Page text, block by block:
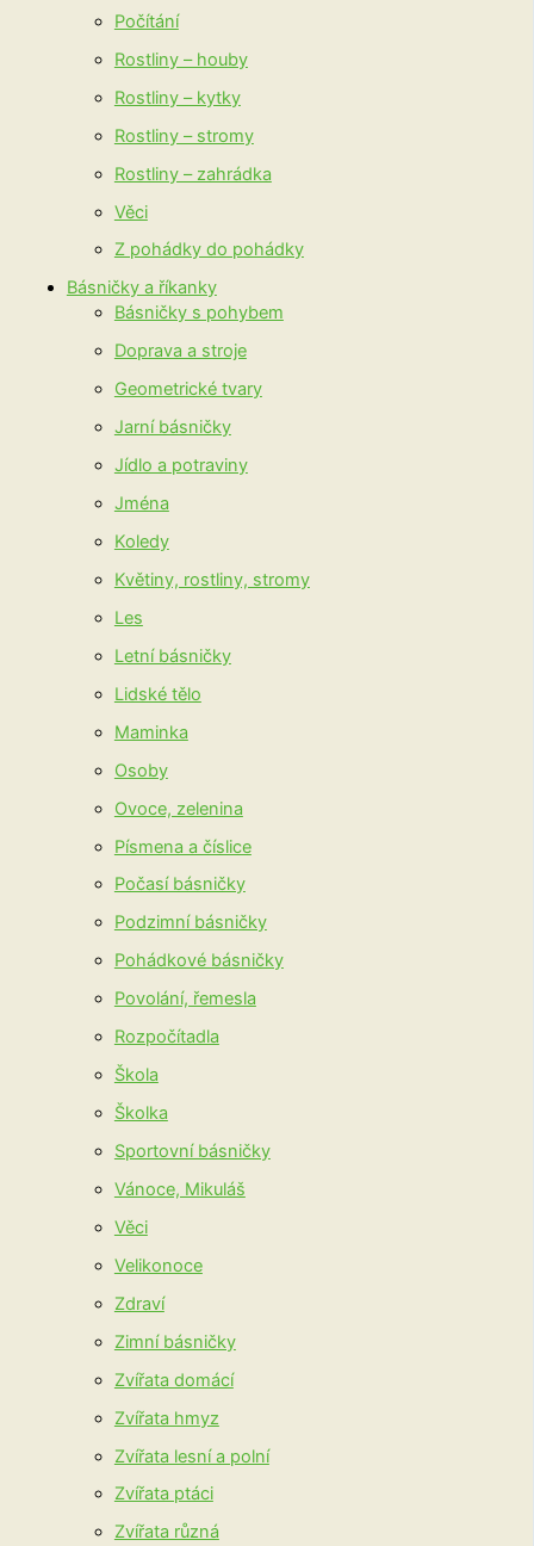
Počítání
Rostliny – houby
Rostliny – kytky
Rostliny – stromy
Rostliny – zahrádka
Věci
Z pohádky do pohádky
Básničky a říkanky
Básničky s pohybem
Doprava a stroje
Geometrické tvary
Jarní básničky
Jídlo a potraviny
Jména
Koledy
Květiny, rostliny, stromy
Les
Letní básničky
Lidské tělo
Maminka
Osoby
Ovoce, zelenina
Písmena a číslice
Počasí básničky
Podzimní básničky
Pohádkové básničky
Povolání, řemesla
Rozpočítadla
Škola
Školka
Sportovní básničky
Vánoce, Mikuláš
Věci
Velikonoce
Zdraví
Zimní básničky
Zvířata domácí
Zvířata hmyz
Zvířata lesní a polní
Zvířata ptáci
Zvířata různá